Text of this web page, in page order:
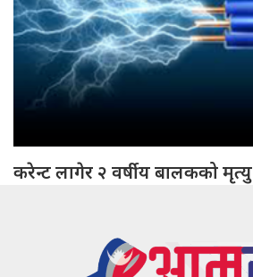
करेन्ट लागेर २ वर्षीय बालकको मृत्यु